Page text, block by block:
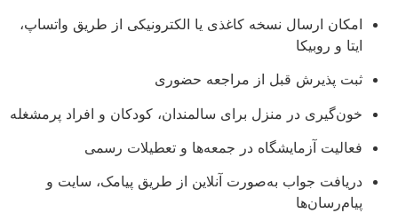
امکان ارسال نسخه کاغذی یا الکترونیکی از طریق واتساپ،
ایتا و روبیکا
ثبت پذیرش قبل از مراجعه حضوری
خون‌گیری در منزل برای سالمندان، کودکان و افراد پرمشغله
فعالیت آزمایشگاه در جمعه‌ها و تعطیلات رسمی
دریافت جواب به‌صورت آنلاین از طریق پیامک، سایت و
پیام‌رسان‌ها